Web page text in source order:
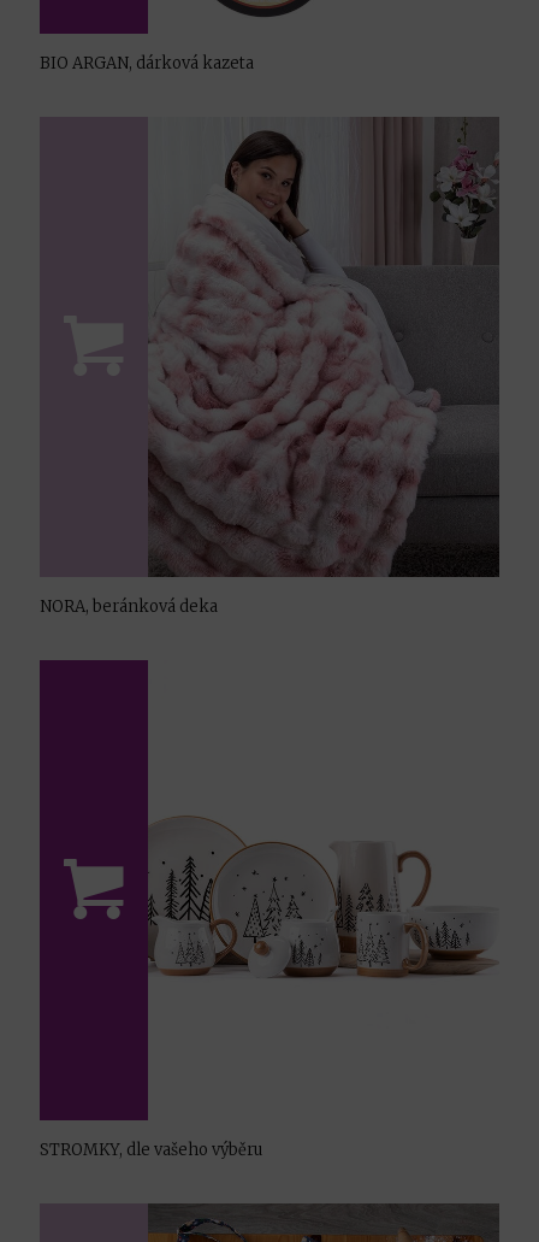
BIO ARGAN, dárková kazeta
NORA, beránková deka
STROMKY, dle vašeho výběru